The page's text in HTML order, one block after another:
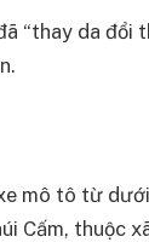
“thay da đổi
mô tô từ dưới
Cấm, thuộc